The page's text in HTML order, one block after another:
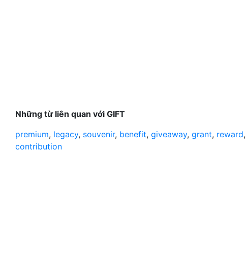
Những từ liên quan với GIFT
premium, legacy, souvenir, benefit, giveaway, grant, reward,
contribution